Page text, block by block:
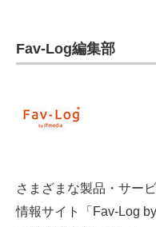
経営リーダーのコミュニテ
ITエンジニア向け専門サイ
IT製品の技術・比較・事例
製造業のIT導入・活用を支
Fav-Log編集部
さまざまな製品・サー
情報サイト「Fav-Log